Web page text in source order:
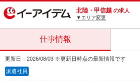
北陸・甲信越 の求人
▼エリア変更
仕事情報
更新日：2026/08/03 ※更新日時点の最新情報です
派遣社員